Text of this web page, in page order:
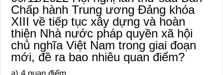
Chấp hành Trung ương Đảng khóa
XIII về tiếp tục xây dựng và hoàn
thiện Nhà nước pháp quyền xã hội
chủ nghĩa Việt Nam trong giai đoạn
mới, đề ra bao nhiêu quan điểm?